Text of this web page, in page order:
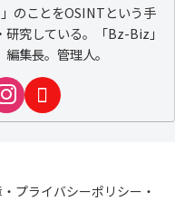
のことをOSINTという手
究している。「Bz-Biz」
編集長。管理人。
プライバシーポリシー・